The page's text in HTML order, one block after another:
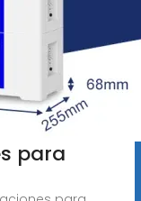
para